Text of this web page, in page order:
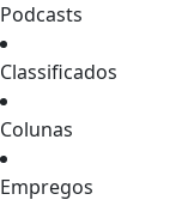
Podcasts
Classificados
Colunas
Empregos